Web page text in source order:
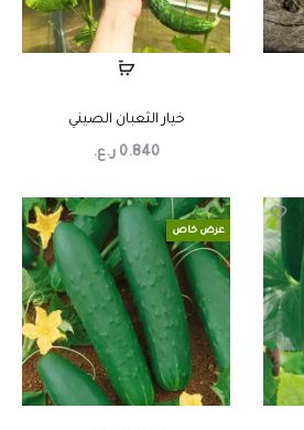
خيار الثعبان الصيني
0.840 ر.ع.
عرض خاص